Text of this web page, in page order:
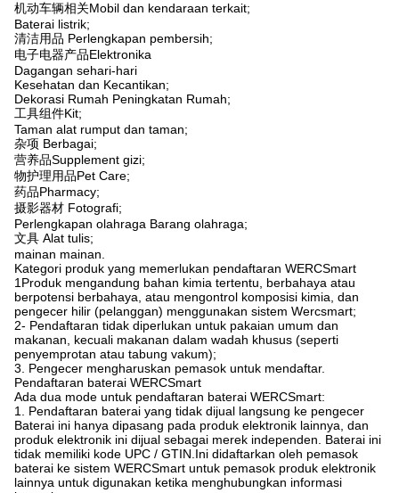
机动车辆相关Mobil dan kendaraan terkait;
Baterai listrik;
清洁用品 Perlengkapan pembersih;
电子电器产品Elektronika
Dagangan sehari-hari
Kesehatan dan Kecantikan;
Dekorasi Rumah Peningkatan Rumah;
工具组件Kit;
Taman alat rumput dan taman;
杂项 Berbagai;
营养品Supplement gizi;
物护理用品Pet Care;
药品Pharmacy;
摄影器材 Fotografi;
Perlengkapan olahraga Barang olahraga;
文具 Alat tulis;
mainan mainan.
Kategori produk yang memerlukan pendaftaran WERCSmart
1Produk mengandung bahan kimia tertentu, berbahaya atau
berpotensi berbahaya, atau mengontrol komposisi kimia, dan
pengecer hilir (pelanggan) menggunakan sistem Wercsmart;
2- Pendaftaran tidak diperlukan untuk pakaian umum dan
makanan, kecuali makanan dalam wadah khusus (seperti
penyemprotan atau tabung vakum);
3. Pengecer mengharuskan pemasok untuk mendaftar.
Pendaftaran baterai WERCSmart
Ada dua mode untuk pendaftaran baterai WERCSmart:
1. Pendaftaran baterai yang tidak dijual langsung ke pengecer
Baterai ini hanya dipasang pada produk elektronik lainnya, dan
produk elektronik ini dijual sebagai merek independen. Baterai ini
tidak memiliki kode UPC / GTIN.Ini didaftarkan oleh pemasok
baterai ke sistem WERCSmart untuk pemasok produk elektronik
lainnya untuk digunakan ketika menghubungkan informasi